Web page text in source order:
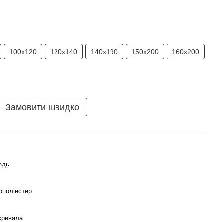
100х120 120х140 140х190 150х200 160х200
Замовити швидко